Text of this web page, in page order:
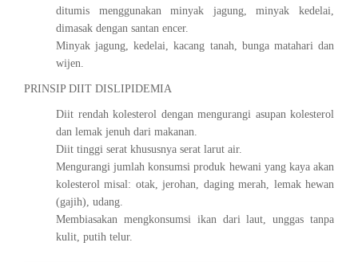
ditumis menggunakan minyak jagung, minyak kedelai,
dimasak dengan santan encer.
Minyak jagung, kedelai, kacang tanah, bunga matahari dan
wijen.
PRINSIP DIIT DISLIPIDEMIA
Diit rendah kolesterol dengan mengurangi asupan kolesterol
dan lemak jenuh dari makanan.
Diit tinggi serat khususnya serat larut air.
Mengurangi jumlah konsumsi produk hewani yang kaya akan
kolesterol misal: otak, jerohan, daging merah, lemak hewan
(gajih), udang.
Membiasakan mengkonsumsi ikan dari laut, unggas tanpa
kulit, putih telur.